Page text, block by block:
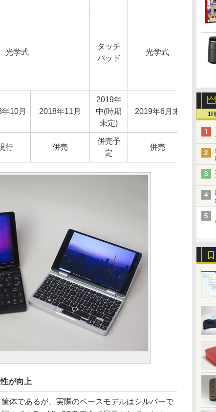
1
光学式
タッチ
パッド
光学式
10月 2018年11月
2019年
中(時期
未定)
2019年6月末
行 併売
併売予
定
併売
が向上
体であるが、実際のベースモデルはシルバーで